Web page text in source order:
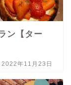
ン【ター
2022年11月23日